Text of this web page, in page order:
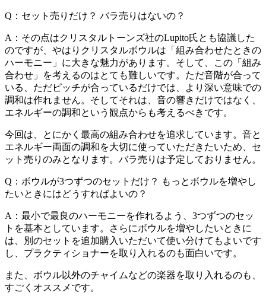
Q：セット売りだけ？ バラ売りはないの？
A：その点はクリスタルトーンズ社のLupito氏とも協議した
のですが、やはりクリスタルボウルは「組み合わせたときの
ハーモニー」に大きな魅力があります。そして、この「組み
合わせ」を考えるのはとても難しいです。ただ音階が合って
いる、ただピッチが合っているだけでは、より深い意味での
調和は作れません。そしてそれは、音の響きだけではなく、
エネルギーの調和という観点からも考えるべきです。
今回は、とにかく最高の組み合わせを追求しています。音と
エネルギー両面の調和を大切に使っていただきたいため、セ
ット売りのみとなります。バラ売りは予定しておりません。
Q：ボウルが3つずつのセットだけ？ もっとボウルを増やし
たいときにはどうすればよいの？
A：最小で最良のハーモニーを作れるよう、3つずつのセッ
トを基本としています。さらにボウルを増やしたいときに
は、別のセットを追加購入いただいて使い分けてもよいです
し、プラクティショナーを取り入れるのも面白いです。
また、ボウル以外のチャイムなどの楽器を取り入れるのも、
すごくオススメです。